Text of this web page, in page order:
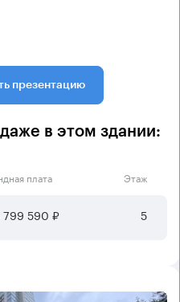
презентацию
в этом здании:
плата Этаж
799 590 ₽ 5